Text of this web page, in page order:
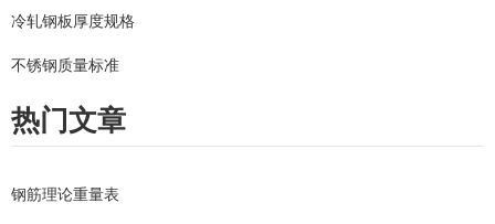
冷轧钢板厚度规格
不锈钢质量标准
热门文章
钢筋理论重量表